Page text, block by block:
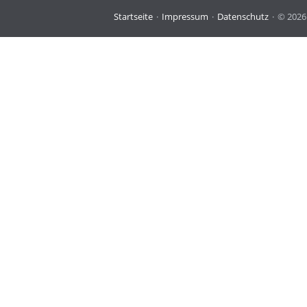
Navigation
Startseite Impressum Datenschutz ©